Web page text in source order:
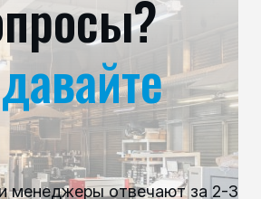
менеджеры отвечают за 2-3